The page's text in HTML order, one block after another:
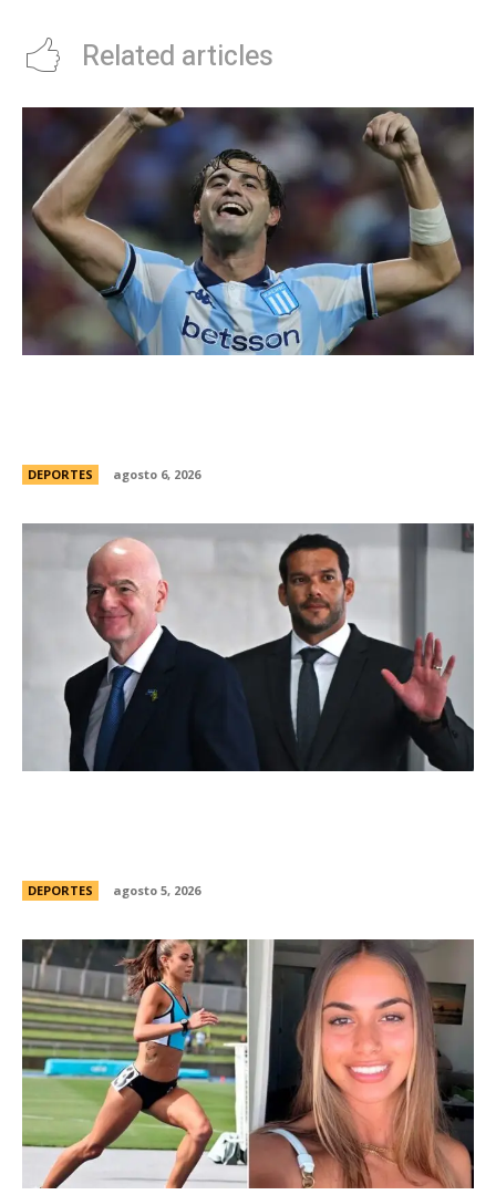
Related articles
DEPORTES agosto 6, 2026
DEPORTES agosto 5, 2026